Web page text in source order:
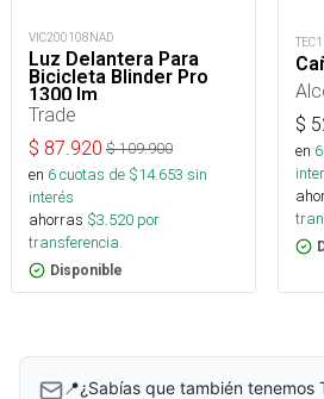
VIC200108NAD
Luz Delantera Para
Bicicleta Blinder Pro
1300 lm
Trade
$ 87.920 $109.900
en 6cuotas de $14.653 sin
interés
ahorras $3.520 por
transferencia.
Disponible
$
en 6
📍¿Sabías que también tenemos